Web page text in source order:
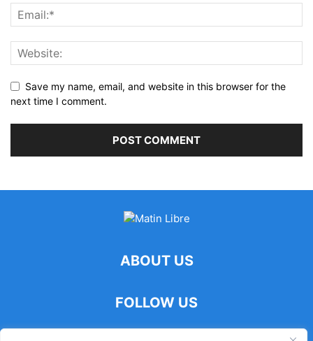
Save my name, email, and website in this browser for the
next time I comment.
ABOUT US
FOLLOW US